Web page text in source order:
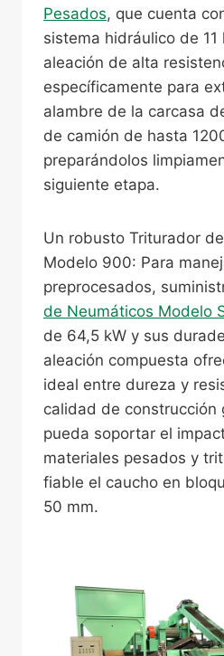
Pesados, que cuenta
sistema hidráulico de
aleación de alta
específicamente para
alambre de la carcasa
de camión de hasta
preparándolos
siguiente etapa.
Un robusto Triturador
Modelo 900: Para
preprocesados,
de Neumáticos Modelo
de 64,5 kW y sus
aleación compuesta
ideal entre dureza y
calidad de construcción
pueda soportar el
materiales pesados y
fiable el caucho en
50 mm.